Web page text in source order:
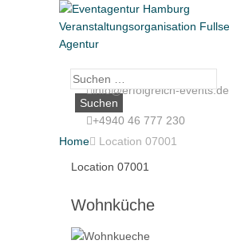
Suche
nach:info@erfolgreich-events.de
+4940 46 777 230
Home Location 07001
Location 07001
Wohnküche